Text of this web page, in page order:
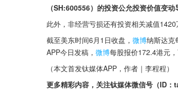
（SH:600556）的投资公允投资价值变
此外，非经营亏损还有投资相关减值
截至美东时间6月1日收盘， 微博纳斯达克
APP今日发稿， 微博每股报价172.4港元
（本文首发钛媒体APP，作者｜李程程）
更多精彩内容，关注钛媒体微信号（ID